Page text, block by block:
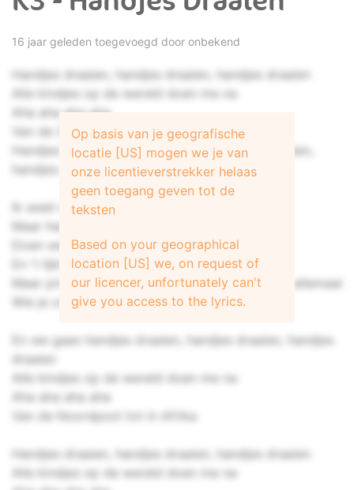
16 jaar geleden toegevoegd door onbekend
Handjes draaien, handjes draaien, handjes draaien
Alle kindjes op de wereld doen me na
Aha aha aha aha
Van de Zuidpool tot in Noord-Amerika
Handjes draaien, handjes draaien, handjes draaien,
handjes draaien
Ik weet niet hoe het komt
Maar heel de wereld rond
Doen we dit dansje ooit allemaal
En 't lijkt misschien banaal
Maar prins of generaal dit dansje doen ze ooit allemaal
Wie je ook mag zijn, ooit vond je het fijn
En we gaan handjes draaien, handjes draaien, handjes
draaien
Alle kindjes op de wereld doen me na
Aha aha aha aha
Van de Noordpool tot in Afrika
Handjes draaien, handjes draaien, handjes draaien
Alle kindjes op de wereld doen me na
Op basis van je geografische
locatie [US] mogen we je van
onze licentieverstrekker helaas
geen toegang geven tot de
teksten
Based on your geographical
location [US] we, on request of
our licencer, unfortunately can't
give you access to the lyrics.